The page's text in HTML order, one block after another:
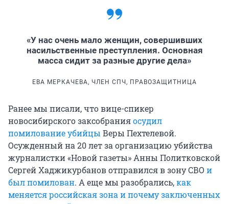
«У нас очень мало женщин, совершивших
насильственные преступления. Основная
масса сидит за разные другие дела»
ЕВА МЕРКАЧЕВА, ЧЛЕН СПЧ, ПРАВОЗАЩИТНИЦА
Ранее мы писали, что вице-спикер
новосибирского заксобранияосудил
помилование убийцы Веры Пехтелевой.
Осужденный на 20 лет за организацию убийства
журналистки «Новой газеты» Анны Политковской
Сергей Хаджикурбанов отправился в зону СВО и
был помилован. А еще мы разобрались,как
меняется российская зона и почему заключенных